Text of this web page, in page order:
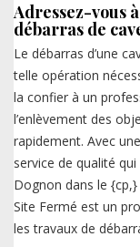
Adressez-vous
débarras de
Le débarras d’une
telle opération
la confier à un
l’enlèvement des
rapidement. Avec
service de qualité
Dognon dans le
Site Fermé est un
les travaux de